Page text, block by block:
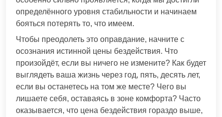
определённого уровня стабильности и начинаем
бояться потерять то, что имеем.
Чтобы преодолеть это оправдание, начните с
осознания истинной цены бездействия. Что
произойдёт, если вы ничего не измените? Как будет
выглядеть ваша жизнь через год, пять, десять лет,
если вы останетесь на том же месте? Чего вы
лишаете себя, оставаясь в зоне комфорта? Часто
оказывается, что цена бездействия гораздо выше,